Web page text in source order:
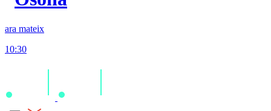
ara mateix
10:30